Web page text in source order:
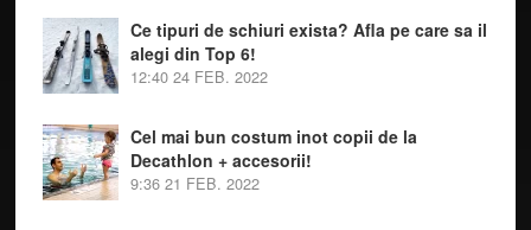
Ce tipuri de schiuri exista? Afla pe care sa il
alegi din Top 6!
12:40 24 FEB. 2022
Cel mai bun costum inot copii de la
Decathlon + accesorii!
9:36 21 FEB. 2022